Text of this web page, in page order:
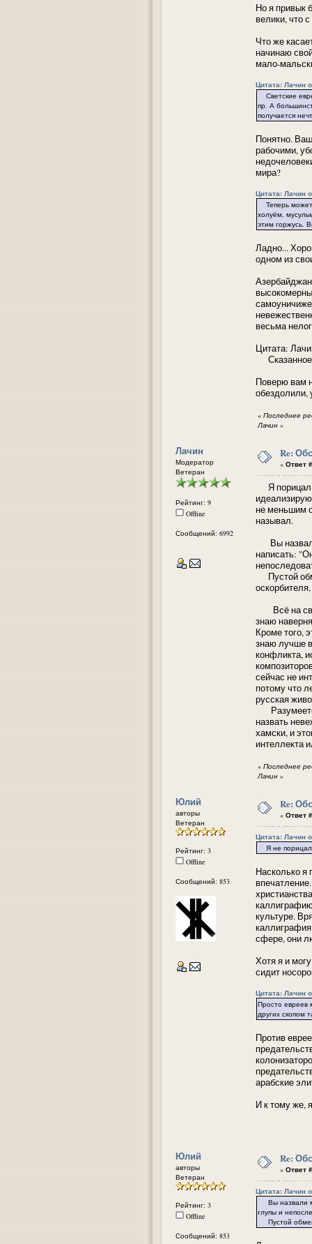
Но я привык
велики, что
Что же
начинаю
мало-
Цитата: Лачин
Светские
пр. А
получается
Понятно.
рабочими,
мира?
Цитата: Лачин
Теперь
холуём,
этим горжусь.
Ладно...
одном из
весьма
Цитата:
Сказанное
Поверю вам
обездолили,
« Последнее
Лачин »
Лачин
Модератор
Ветеран
Рейтинг: 9
Offline
Сообщений: 6992
Re:
« Ответ
Я порицал
не меньшим
называл.
Вы
написать:
Пустой
Всё на
знаю
Кроме того,
знаю лучше
конфликта,
сейчас не
потому что
русская
назвать
хамски, и
интеллекта
« Последнее
Лачин »
Юлий
авторы
Ветеран
Рейтинг: 3
Offline
Сообщений: 853
Re:
« Ответ
Цитата: Лачин
Я не порицал
Насколько я
культуре.
сфере, они
Хотя я и
сидит
Цитата: Лачин
Просто евреев
других скопом
Против
арабские
И к тому же,
Юлий
авторы
Ветеран
Рейтинг: 3
Offline
Сообщений: 853
Re:
« Ответ
Цитата: Лачин
Вы назвали
глупы и
Пустой обмен